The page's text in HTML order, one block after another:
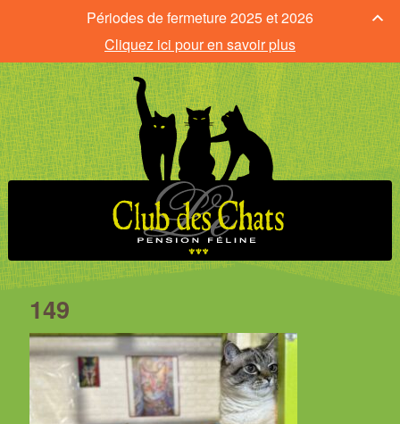
149
Périodes de fermeture 2025 et 2026
Cliquez ici pour en savoir plus